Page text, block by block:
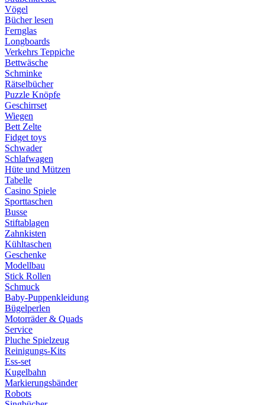
Vögel
Bücher lesen
Fernglas
Longboards
Verkehrs Teppiche
Bettwäsche
Schminke
Rätselbücher
Puzzle Knöpfe
Geschirrset
Wiegen
Bett Zelte
Fidget toys
Schwader
Schlafwagen
Hüte und Mützen
Tabelle
Casino Spiele
Sporttaschen
Busse
Stiftablagen
Zahnkisten
Kühltaschen
Geschenke
Modellbau
Stick Rollen
Schmuck
Baby-Puppenkleidung
Bügelperlen
Motorräder & Quads
Service
Pluche Spielzeug
Reinigungs-Kits
Ess-set
Kugelbahn
Markierungsbänder
Robots